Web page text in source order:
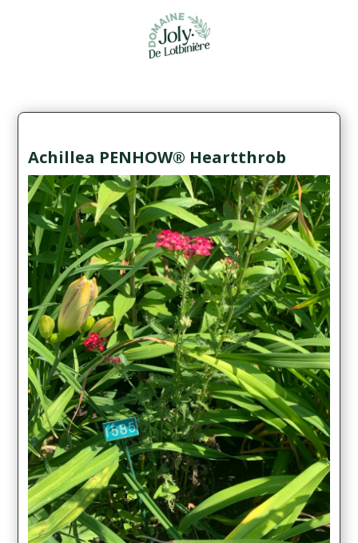
Achillea PENHOW® Heartthrob